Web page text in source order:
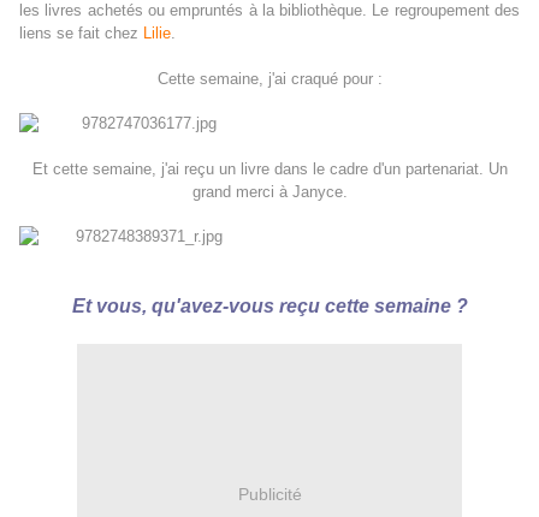
les livres achetés ou empruntés à la bibliothèque. Le regroupement des
liens se fait chez Lilie.
Cette semaine, j'ai craqué pour :
Et cette semaine, j'ai reçu un livre dans le cadre d'un partenariat. Un
grand merci à Janyce.
Et vous, qu'avez-vous reçu cette semaine ?
Publicité